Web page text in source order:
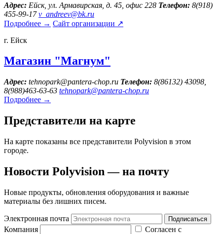
Адрес: Ейск, ул. Армавирская, д. 45, офис 228 Телефон: 8(918)
455-99-17 v_andreev@bk.ru
Подробнее → Сайт организации ↗
г. Ейск
Магазин "Магнум"
Адрес: tehnopark@pantera-chop.ru Телефон: 8(86132) 43098,
8(988)463-63-63 tehnopark@pantera-chop.ru
Подробнее →
Представители на карте
На карте показаны все представители Polyvision в этом
городе.
Новости Polyvision — на почту
Новые продукты, обновления оборудования и важные
материалы без лишних писем.
Электронная почта Подписаться
Компания
Согласен с